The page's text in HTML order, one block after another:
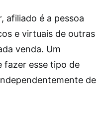
afiliado é a pessoa
e virtuais de outras
venda. Um
fazer esse tipo de
de